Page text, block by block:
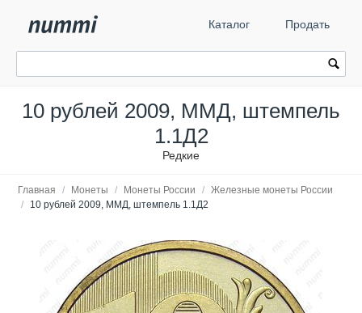
Каталог Продать
10 рублей 2009, ММД, штемпель
1.1Д2
Редкие
Главная / Монеты / Монеты России / Железные монеты России
/
10 рублей 2009, ММД, штемпель 1.1Д2